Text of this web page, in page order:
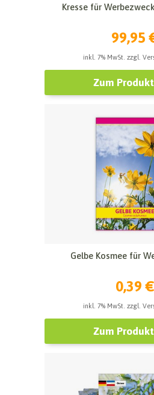
Kresse für
99,95
inkl. 7% MwSt. zzgl.
Zum Produkt
Gelbe Kosmee für
0,39 €
inkl. 7% MwSt. zzgl.
Zum Produkt